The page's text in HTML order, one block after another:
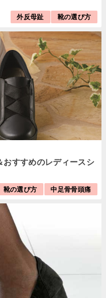
外反母趾 靴の選び方
おすすめのレディースシ
靴の選び方 中足骨骨頭痛